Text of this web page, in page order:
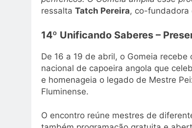
ressalta Tatch Pereira, co-fundadora
14º Unificando Saberes –
De 16 a 19 de abril, o Gomeia recebe
nacional de capoeira angola que
e homenageia o legado de Mestre
Fluminense.
O encontro reúne mestres de